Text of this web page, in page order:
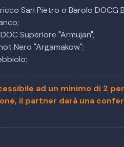
San Pietro o Barolo DOCG
Superiore "Armujan";
Nero "Argamakow";
ad un minimo di 2
il partner darà una